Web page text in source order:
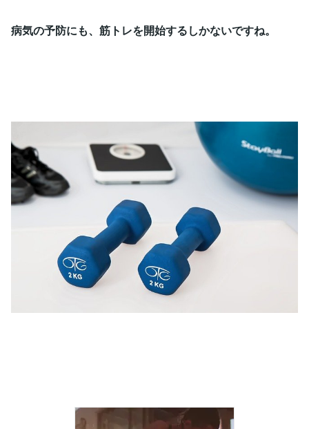
病気の予防にも、筋トレを開始するしかないですね。